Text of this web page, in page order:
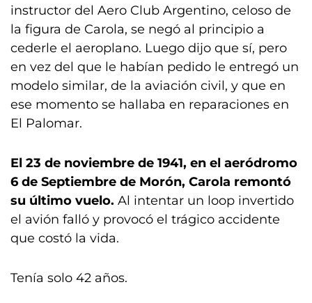
instructor del Aero Club Argentino, celoso de
la figura de Carola, se negó al principio a
cederle el aeroplano. Luego dijo que sí, pero
en vez del que le habían pedido le entregó un
modelo similar, de la aviación civil, y que en
ese momento se hallaba en reparaciones en
El Palomar.
El 23 de noviembre de 1941, en el aeródromo
6 de Septiembre de Morón, Carola remontó
su último vuelo. Al intentar un loop invertido
el avión falló y provocó el trágico accidente
que costó la vida.
Tenía solo 42 años.